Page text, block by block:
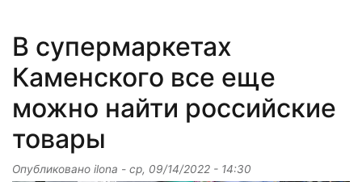
В супермаркетах
Каменского все еще
можно найти российские
товары
Опубликовано ilona - ср, 09/14/2022 - 14:30